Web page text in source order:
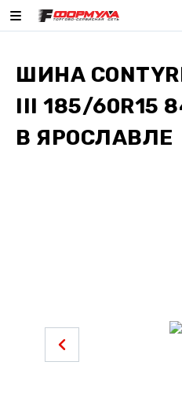
ШИНА
III 185/60R15
В ЯРОСЛАВЛЕ